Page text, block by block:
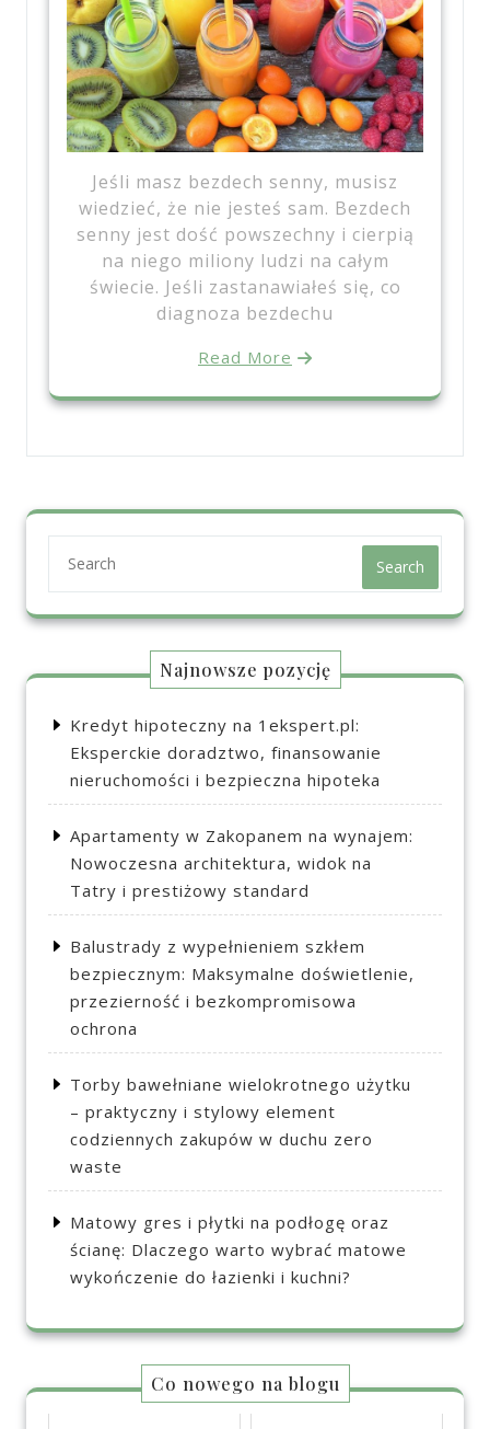
Jeśli masz bezdech senny, musisz
wiedzieć, że nie jesteś sam. Bezdech
senny jest dość powszechny i ​​cierpią
na niego miliony ludzi na całym
świecie. Jeśli zastanawiałeś się, co
diagnoza bezdechu
Read More
Search
Najnowsze pozycję
Kredyt hipoteczny na 1ekspert.pl:
Eksperckie doradztwo, finansowanie
nieruchomości i bezpieczna hipoteka
Apartamenty w Zakopanem na wynajem:
Nowoczesna architektura, widok na
Tatry i prestiżowy standard
Balustrady z wypełnieniem szkłem
bezpiecznym: Maksymalne doświetlenie,
przezierność i bezkompromisowa
ochrona
Torby bawełniane wielokrotnego użytku
– praktyczny i stylowy element
codziennych zakupów w duchu zero
waste
Matowy gres i płytki na podłogę oraz
ścianę: Dlaczego warto wybrać matowe
wykończenie do łazienki i kuchni?
Co nowego na blogu